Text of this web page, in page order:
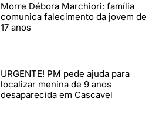
Morre Débora Marchiori: família
comunica falecimento da jovem de
17 anos
URGENTE! PM pede ajuda para
localizar menina de 9 anos
desaparecida em Cascavel